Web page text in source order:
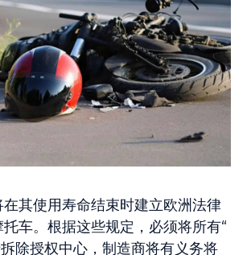
在其使用寿命结束时建立欧洲法律
车。根据这些规定，必须将所有“
除授权中心，制造商将有义务将